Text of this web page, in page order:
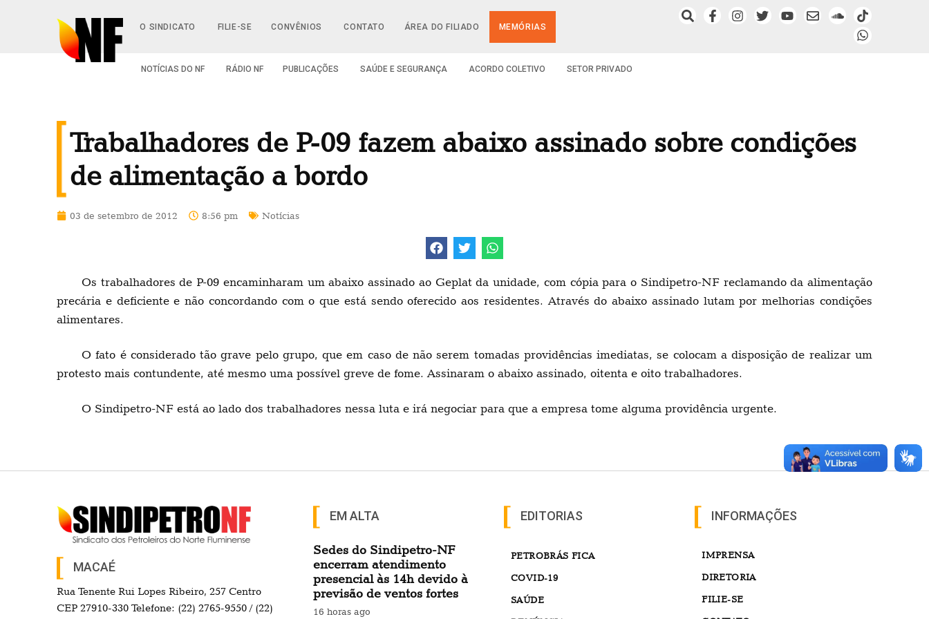
O SINDICATO FILIE-SE CONVÊNIOS CONTATO ÁREA DO FILIADO MEMÓRIAS
NOTÍCIAS DO NF RÁDIO NF PUBLICAÇÕES SAÚDE E SEGURANÇA ACORDO COLETIVO SETOR PRIVADO
Trabalhadores de P-09 fazem abaixo assinado sobre condições
de alimentação a bordo
03 de setembro de 2012 8:56 pm Notícias
Os trabalhadores de P-09 encaminharam um abaixo assinado ao Geplat da unidade, com cópia para o Sindipetro-NF reclamando da alimentação
precária e deficiente e não concordando com o que está sendo oferecido aos residentes. Através do abaixo assinado lutam por melhorias condições
alimentares.
O fato é considerado tão grave pelo grupo, que em caso de não serem tomadas providências imediatas, se colocam a disposição de realizar um
protesto mais contundente, até mesmo uma possível greve de fome. Assinaram o abaixo assinado, oitenta e oito trabalhadores.
O Sindipetro-NF está ao lado dos trabalhadores nessa luta e irá negociar para que a empresa tome alguma providência urgente.
MACAÉ
Rua Tenente Rui Lopes Ribeiro, 257 Centro
CEP 27910-330 Telefone: (22) 2765-9550 / (22)
EM ALTA
Sedes do Sindipetro-NF
encerram atendimento
presencial às 14h devido à
previsão de ventos fortes
16 horas ago
EDITORIAS
PETROBRÁS FICA
COVID-19
SAÚDE
INFORMAÇÕES
IMPRENSA
DIRETORIA
FILIE-SE